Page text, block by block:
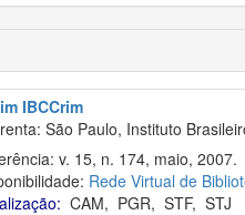
IBCCrim
São Paulo, Instituto
v. 15, n. 174, maio, 2007.
Rede Virtual de
CAM, PGR, STF, STJ